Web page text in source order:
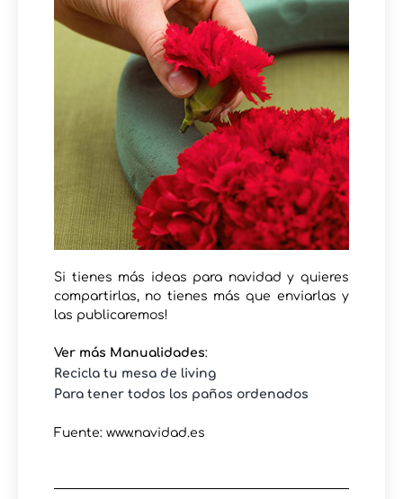
Si tienes más ideas para navidad y quieres
compartirlas, no tienes más que enviarlas y
las publicaremos!
Ver más Manualidades:
Recicla tu mesa de living
Para tener todos los paños ordenados
Fuente: www.navidad.es